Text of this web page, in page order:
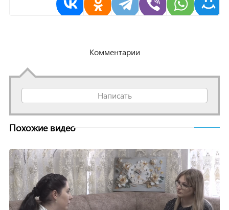
Комментарии
Написать
Похожие видео